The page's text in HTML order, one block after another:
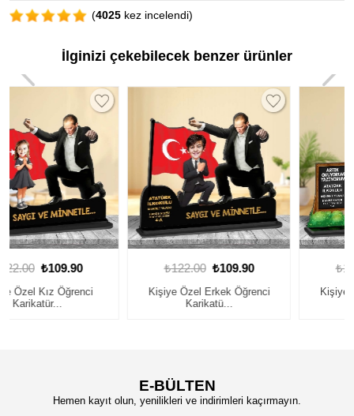
(4025 kez incelendi)
İlginizi çekebilecek benzer ürünler
₺122.00
Kişiye Özel Erkek Öğrenci
₺122.00
Kişiye Özel Erkek Öğrenci
E-BÜLTEN
Hemen kayıt olun, yenilikleri ve indirimleri kaçırmayın.